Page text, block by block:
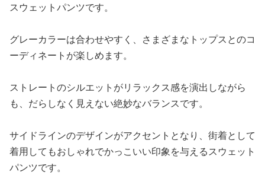
スウェットパンツです。
グレーカラーは合わせやすく、さまざまなトップスとのコ
ーディネートが楽しめます。
ストレートのシルエットがリラックス感を演出しながら
も、だらしなく見えない絶妙なバランスです。
サイドラインのデザインがアクセントとなり、街着として
着用してもおしゃれでかっこいい印象を与えるスウェット
パンツです。